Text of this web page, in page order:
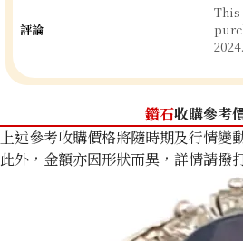
評論
This
2024.
鑽石收購參考
上述參考收購價格將隨時期及行情變
此外，金額亦因形狀而異，詳情請撥